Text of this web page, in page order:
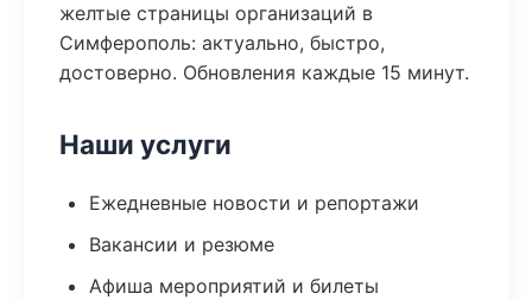
желтые страницы организаций в
Симферополь: актуально, быстро,
достоверно. Обновления каждые 15 минут.
Наши услуги
Ежедневные новости и репортажи
Вакансии и резюме
Афиша мероприятий и билеты